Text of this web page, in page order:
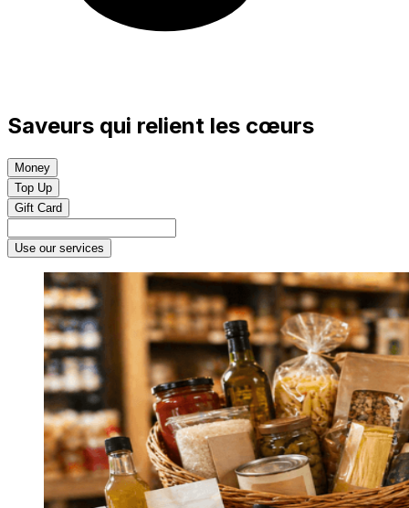
Saveurs qui relient les cœurs
Money
Top Up
Gift Card
Use our services